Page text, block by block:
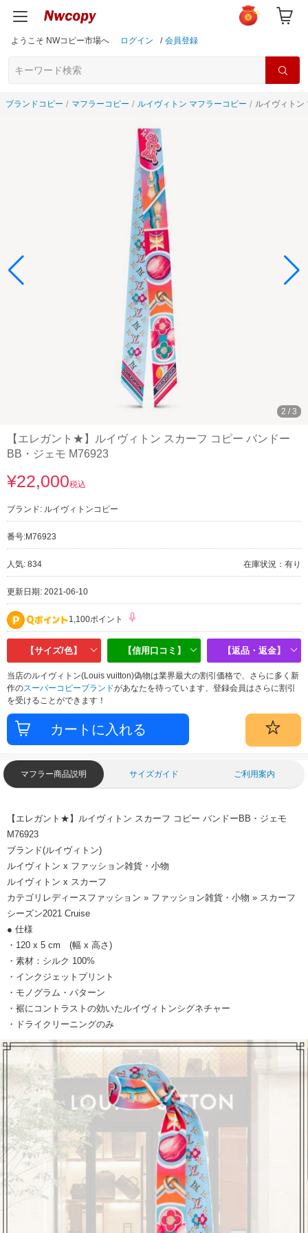
ようこそ NWコピー市場へ ログイン / 会員登録
ブランドコピー マフラーコピー ルイヴィトン マフラーコピー ルイヴィトン
3 / 3
【エレガント★】ルイヴィトン スカーフ コピー バンドー
BB・ジェモ M76923
¥22,000税込
ブランド: ルイヴィトンコピー
番号:M76923
人気: 834 在庫状況：有り
更新日期: 2021-06-10
1,100ポイント
【サイズ/色】 【信用口コミ】 【返品・返金】
当店のルイヴィトン(Louis vuitton)偽物は業界最大の割引価格で、さらに多く新
作のスーパーコピーブランドがあなたを待っています、登録会員はさらに割引
を受けることができます！
マフラー商品説明 サイズガイド ご利用案内
【エレガント★】ルイヴィトン スカーフ コピー バンドーBB・ジェモ
M76923
ブランド(ルイヴィトン)
ルイヴィトン x ファッション雑貨・小物
ルイヴィトン x スカーフ
カテゴリレディースファッション » ファッション雑貨・小物 » スカーフ
シーズン2021 Cruise
● 仕様
・120 x 5 cm (幅 x 高さ)
・素材：シルク 100%
・インクジェットプリント
・モノグラム・パターン
・裾にコントラストの効いたルイヴィトンシグネチャー
・ドライクリーニングのみ